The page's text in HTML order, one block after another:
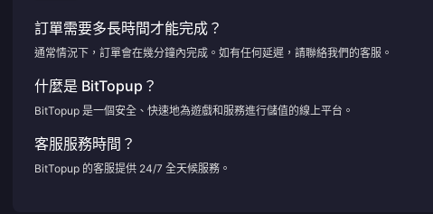
訂單需要多長時間才能完成？
通常情況下，訂單會在幾分鐘內完成。如有任何延遲，請聯絡我們的客服。
什麼是 BitTopup？
BitTopup 是一個安全、快速地為遊戲和服務進行儲值的線上平台。
客服服務時間？
BitTopup 的客服提供 24/7 全天候服務。